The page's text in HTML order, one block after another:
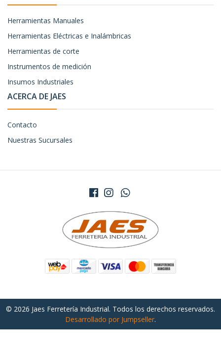
Herramientas Manuales
Herramientas Eléctricas e Inalámbricas
Herramientas de corte
Instrumentos de medición
Insumos Industriales
ACERCA DE JAES
Contacto
Nuestras Sucursales
© 2026 Jaes Ferretería Industrial. Todos los derechos reservados.
Desarrollado por Jumpseller.